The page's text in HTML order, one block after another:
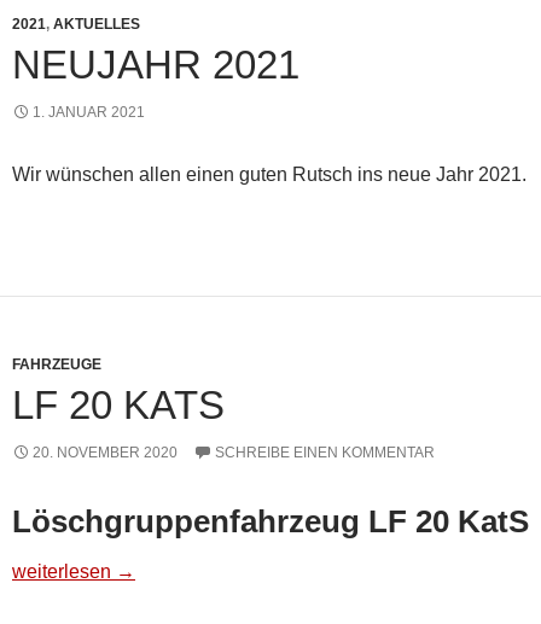
2021, AKTUELLES
NEUJAHR 2021
1. JANUAR 2021
Wir wünschen allen einen guten Rutsch ins neue Jahr 2021.
FAHRZEUGE
LF 20 KATS
20. NOVEMBER 2020 SCHREIBE EINEN KOMMENTAR
Löschgruppenfahrzeug LF 20 KatS
LF 20 KatS
weiterlesen →